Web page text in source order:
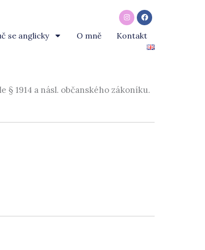
InstagramFacebook
se anglicky O mně Kontakt
1914 a násl. občanského zákoníku.